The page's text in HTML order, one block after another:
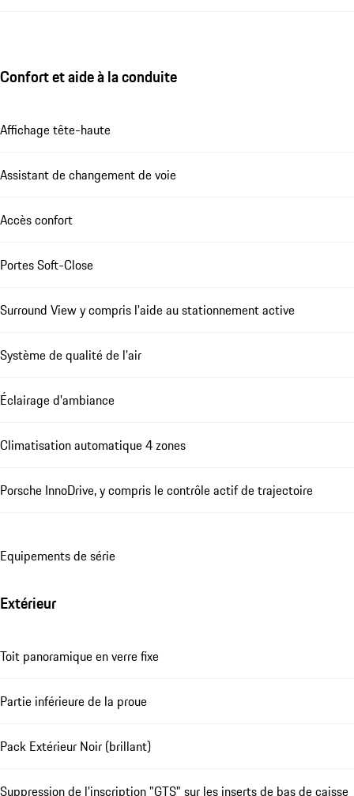
Confort et aide à la conduite
Affichage tête-haute
Assistant de changement de voie
Accès confort
Portes Soft-Close
Surround View y compris l'aide au stationnement active
Système de qualité de l'air
Éclairage d'ambiance
Climatisation automatique 4 zones
Porsche InnoDrive, y compris le contrôle actif de trajectoire
Equipements de série
Extérieur
Toit panoramique en verre fixe
Partie inférieure de la proue
Pack Extérieur Noir (brillant)
Suppression de l'inscription "GTS" sur les inserts de bas de caisse